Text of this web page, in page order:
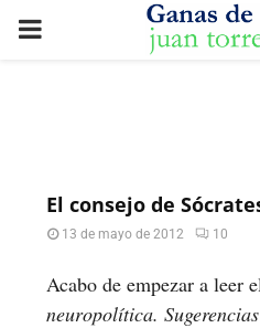
PRIMARY
El consejo de
13 de mayo de 2012 10
Acabo de empezar a leer
neuropolítica.